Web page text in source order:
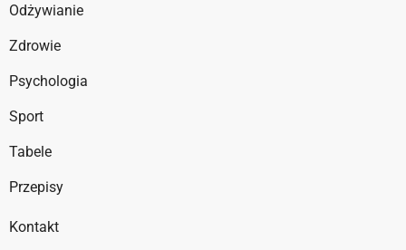
Odżywianie
Zdrowie
Psychologia
Sport
Tabele
Przepisy
Kontakt